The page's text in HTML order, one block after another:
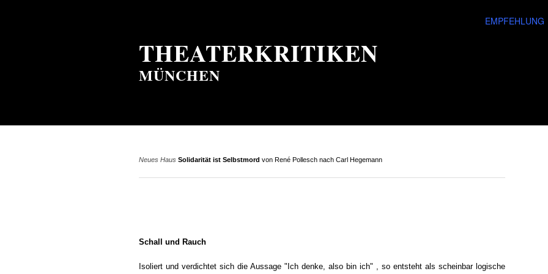
EMPFEHLUNG
THEATERKRITIKEN
MÜNCHEN
Neues Haus Solidarität ist Selbstmord von René Pollesch nach Carl Hegemann
Schall und Rauch
Isoliert und verdichtet sich die Aussage "Ich denke, also bin ich" , so entsteht als scheinbar logische